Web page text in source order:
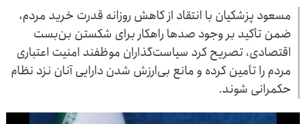
مسعود پزشکیان با انتقاد از کاهش روزانه قدرت خرید مردم،
ضمن تأکید بر وجود صدها راهکار برای شکستن بن‌بست
اقتصادی، تصریح کرد سیاست‌گذاران موظفند امنیت اعتباری
مردم را تأمین کرده و مانع بی‌ارزش شدن دارایی آنان نزد نظام
حکمرانی شوند.